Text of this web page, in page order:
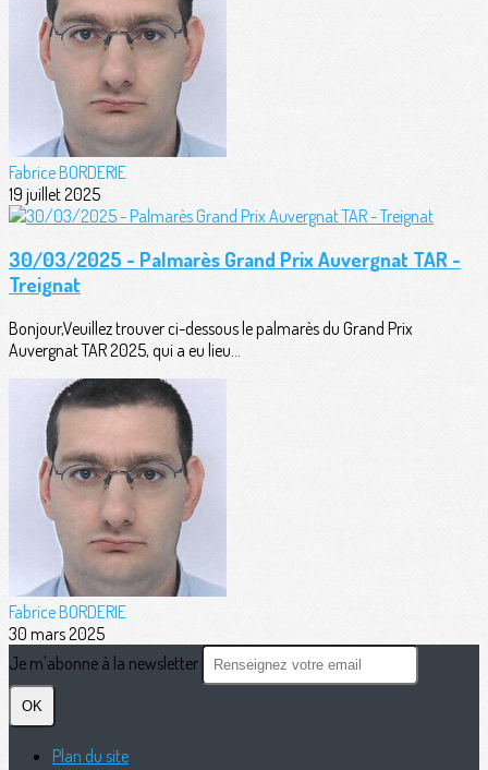
Fabrice BORDERIE
19 juillet 2025
30/03/2025 - Palmarès Grand Prix Auvergnat TAR -
Treignat
Bonjour,Veuillez trouver ci-dessous le palmarès du Grand Prix
Auvergnat TAR 2025, qui a eu lieu...
Fabrice BORDERIE
30 mars 2025
Je m'abonne à la newsletter
OK
Plan du site